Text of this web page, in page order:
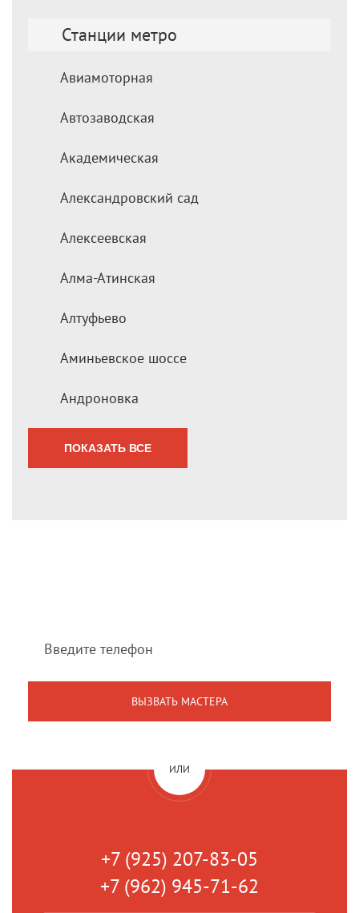
Станции метро
Авиамоторная
Автозаводская
Академическая
Александровский сад
Алексеевская
Алма-Атинская
Алтуфьево
Аминьевское шоссе
Андроновка
ПОКАЗАТЬ ВСЕ
ИЛИ
+7 (925) 207-83-05
+7 (962) 945-71-62